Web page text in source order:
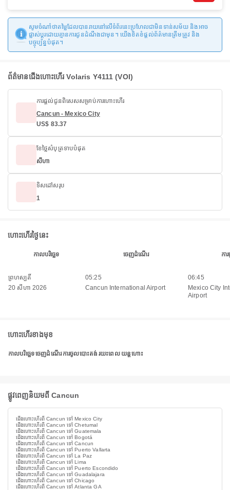
សូមចំណាំថាតម្លៃដែលបានរាយនៅលើទំព័រនេះប្រហែលជាមិនទាន់សម័យ និងអាច
ផ្លាស់ប្តូរដោយគ្មានការជូនដំណឹងជាមុន។ យើងខិតខំផ្តល់ព័ត៌មានត្រឹមត្រូវ និង
បច្ចុប្បន្នបំផុត។
ព័ត៌មានជើងហោះហើរ Volaris Y4111 (VOI)
ការផ្តល់ជូនពិសេសសម្រាប់ការហោះហើរ
Cancun - Mexico City
US$ 83.37
ខែថ្លៃសំបុត្រទាបបំផុត
សីហា
ទិសដៅសរុប
1
ហោះហើរថ្ងៃនេះ
កាលបរិច្ឆេទ ចេញដំណើរ កា
ព្រហស្បតិ៍
20 សីហា 2026
05:25
Cancun International Airport
06:45
Mexico City
Airport
ហោះហើរខាងមុខ
កាលបរិច្ឆេទចេញដំណើរ ការចូលបោះតង់ រយះពេល យន្តហោះ
ផ្លូវពេញនិយមពី Cancun
ជើងហោះហើរពី Cancun ទៅ Mexico City
ជើងហោះហើរពី Cancun ទៅ Chetumal
ជើងហោះហើរពី Cancun ទៅ Guatemala
ជើងហោះហើរពី Cancun ទៅ Bogotá
ជើងហោះហើរពី Cancun ទៅ Cancun
ជើងហោះហើរពី Cancun ទៅ Puerto Vallarta
ជើងហោះហើរពី Cancun ទៅ La Paz
ជើងហោះហើរពី Cancun ទៅ Lima
ជើងហោះហើរពី Cancun ទៅ Puerto Escondido
ជើងហោះហើរពី Cancun ទៅ Guadalajara
ជើងហោះហើរពី Cancun ទៅ Chicago
ជើងហោះហើរពី Cancun ទៅ Atlanta GA